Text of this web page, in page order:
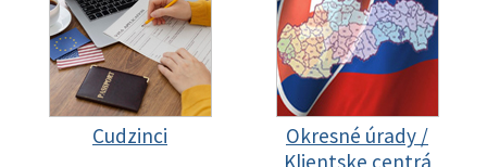
Cudzinci
Okresné úrady /
Klientske centrá